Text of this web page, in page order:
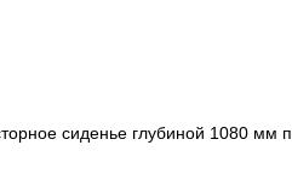
сиденье глубиной 1080 мм